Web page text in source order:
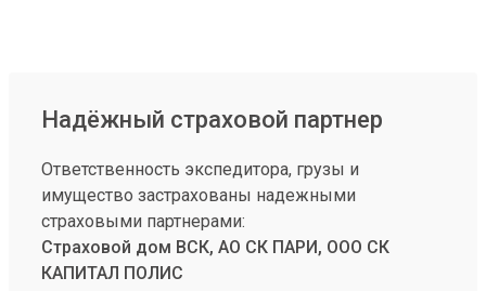
Надёжный страховой партнер
Ответственность экспедитора, грузы и
имущество застрахованы надежными
страховыми партнерами:
Страховой дом ВСК, АО СК ПАРИ, ООО СК
КАПИТАЛ ПОЛИС